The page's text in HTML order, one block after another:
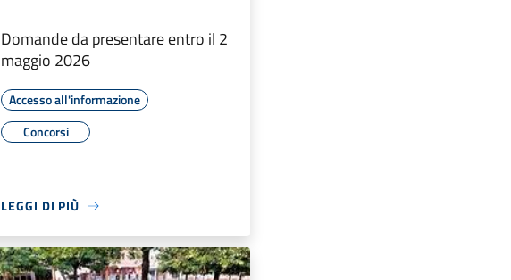
Domande da presentare entro il 2
maggio 2026
Accesso all'informazione
Concorsi
LEGGI DI PIÙ